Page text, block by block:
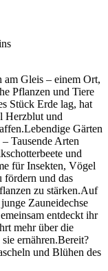
Gleis – einem Ort,
Pflanzen und Tiere
Stück Erde lag, hat
Herzblut und
Gärten
Tausende Arten
und
für Insekten, Vögel
und das
zu stärken.Auf
Zauneidechse
entdeckt ihr
mehr über die
ernähren.Bereit?
und Blühen des